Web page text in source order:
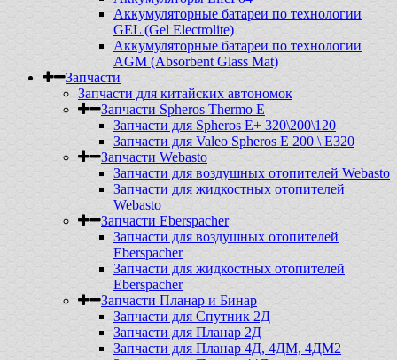
Аккумуляторные батареи по технологии
GEL (Gel Electrolite)
Аккумуляторные батареи по технологии
AGM (Absorbent Glass Mat)
Запчасти
Запчасти для китайских автономок
Запчасти Spheros Thermo E
Запчасти для Spheros E+ 320\200\120
Запчасти для Valeo Spheros E 200 \ E320
Запчасти Webasto
Запчасти для воздушных отопителей Webasto
Запчасти для жидкостных отопителей
Webasto
Запчасти Eberspacher
Запчасти для воздушных отопителей
Eberspacher
Запчасти для жидкостных отопителей
Eberspacher
Запчасти Планар и Бинар
Запчасти для Спутник 2Д
Запчасти для Планар 2Д
Запчасти для Планар 4Д, 4ДМ, 4ДМ2